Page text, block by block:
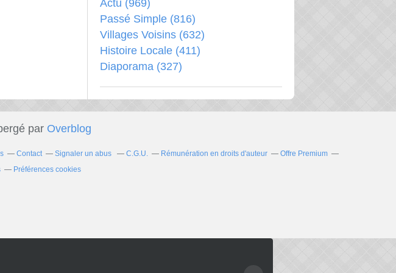
Actu (969)
Passé Simple (816)
Villages Voisins (632)
Histoire Locale (411)
Diaporama (327)
par Overblog
Contact Signaler un abus C.G.U. Rémunération en droits d'auteur
Offre Premium
Préférences cookies